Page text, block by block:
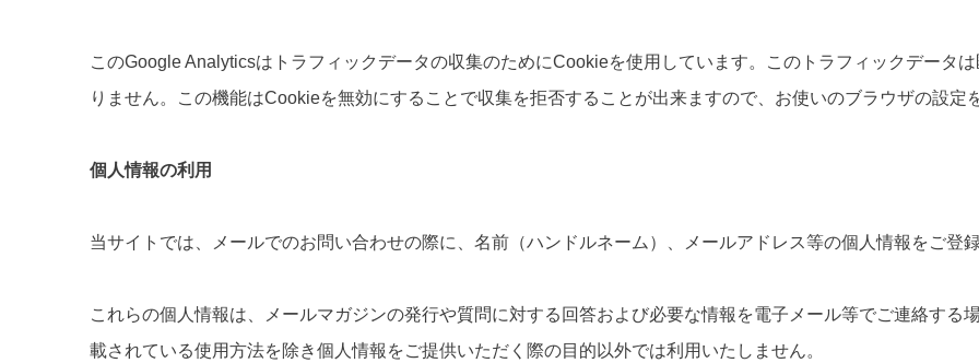
このGoogle Analyticsはトラフィックデータの収集のためにCookieを使用しています。このトラフィックデータ
りません。この機能はCookieを無効にすることで収集を拒否することが出来ますので、お使いのブラウザの設定
個人情報の利用
当サイトでは、メールでのお問い合わせの際に、名前（ハンドルネーム）、メールアドレス等の個人情報をご登
これらの個人情報は、メールマガジンの発行や質問に対する回答および必要な情報を電子メール等でご連絡する
載されている使用方法を除き個人情報をご提供いただく際の目的以外では利用いたしません。